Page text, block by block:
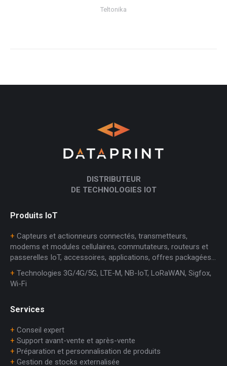
Teltonika
DISTRIBUTEUR
DE TECHNOLOGIES IOT
Produits IoT
+ Capteurs et actionneurs connectés, transmetteurs,
modems et modules cellulaires, commutateurs, routeurs et
passerelles IoT, accessoires, applications, offres packagées…
+ Technologies 3G/4G/5G, LTE-M, NB-IoT, LoRaWAN, Sigfox,
Wi-Fi
Services
+ Conseil expert
+ Support avant-vente et après-vente
+ Préparation et personnalisation de produits
+ Gestion de stocks externalisée